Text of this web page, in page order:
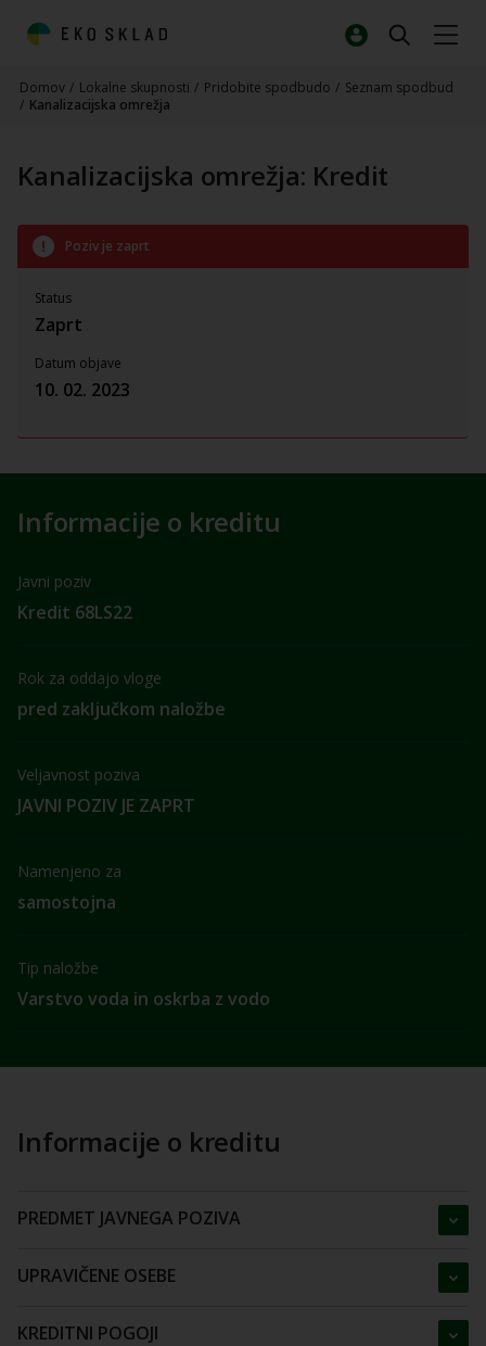
Domov / Lokalne skupnosti / Pridobite spodbudo / Seznam spodbud
/ Kanalizacijska omrežja
Kanalizacijska omrežja: Kredit
Informacije o kreditu
Javni poziv
Kredit 68LS22
Rok za oddajo vloge
pred zaključkom naložbe
Veljavnost poziva
JAVNI POZIV JE ZAPRT
Namenjeno za
samostojna
Tip naložbe
Varstvo voda in oskrba z vodo
Informacije o kreditu
PREDMET JAVNEGA POZIVA
UPRAVIČENE OSEBE
KREDITNI POGOJI
Poziv je zaprt
Status
Zaprt
Datum objave
10. 02. 2023